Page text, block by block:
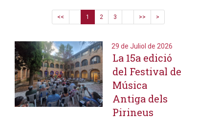
<< 1 2 3 >> >
29 de Juliol de 2026
La 15a edició
del Festival de
Música
Antiga dels
Pirineus